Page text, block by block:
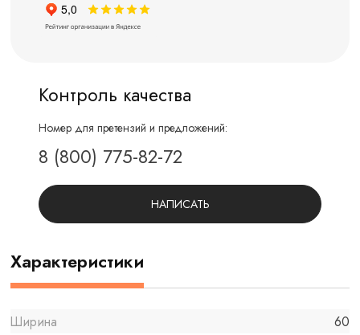
Контроль качества
Номер для претензий и предложений:
8 (800) 775-82-72
НАПИСАТЬ
Характеристики
Ширина
60